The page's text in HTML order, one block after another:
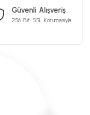
Güvenli Alışveriş
256 Bit SSL Korumasıyla